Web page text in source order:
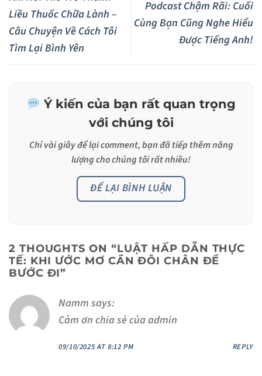
Liều Thuốc Chữa Lành –
Câu Chuyện Về Cách Tôi
Tìm Lại Bình Yên
Podcast Chậm Rãi: Cuối
Cùng Bạn Cũng Nghe Hiểu
Được Tiếng Anh!
Ý kiến của bạn rất quan trọng
với chúng tôi
Chỉ vài giây để lạicomment, bạn đã tiếp thêm năng
lượng cho chúng tôi rất nhiều!
ĐỂ LẠI BÌNH LUẬN
2 THOUGHTS ON “LUẬT HẤP DẪN THỰC
TẾ: KHI ƯỚC MƠ CẦN ĐÔI CHÂN ĐỂ
BƯỚC ĐI”
Nammsays:
Cảm ơn chia sẻ của admin
09/10/2025 AT 8:12 PM REPLY